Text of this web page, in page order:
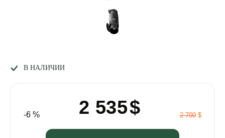
В НАЛИЧИИ
2 700 $
2 535$
-6 %